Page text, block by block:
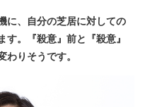
に、自分の芝居に対しての
。『殺意』前と『殺意』
りそうです。